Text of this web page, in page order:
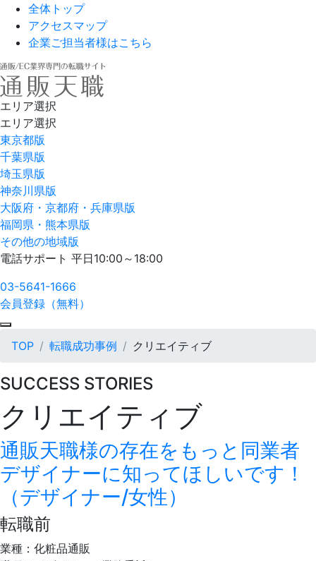
全体トップ
アクセスマップ
企業ご担当者様はこちら
エリア選択
エリア選択
東京都版
千葉県版
埼玉県版
神奈川県版
大阪府・京都府・兵庫県版
福岡県・熊本県版
その他の地域版
電話サポート 平日10:00～18:00
03-5641-1666
会員登録（無料）
TOP 転職成功事例 クリエイティブ
SUCCESS STORIES
クリエイティブ
通販天職様の存在をもっと同業者
デザイナーに知ってほしいです！
（デザイナー/女性）
転職前
業種：化粧品通販